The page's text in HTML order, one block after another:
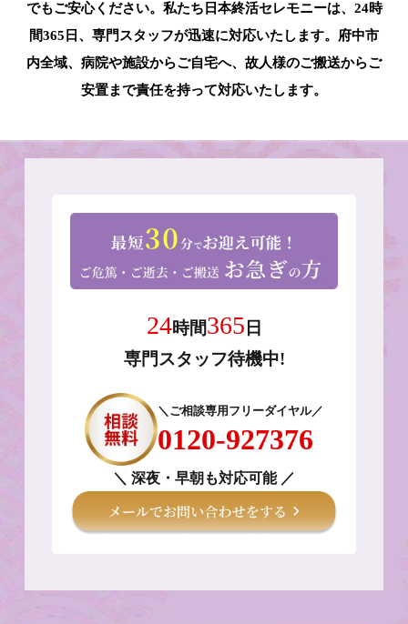
でもご安心ください。私たち日本終活セレモニーは、24時
間365日、専門スタッフが迅速に対応いたします。府中市
内全域、病院や施設からご自宅へ、故人様のご搬送からご
安置まで責任を持って対応いたします。
24時間365 日
専門スタッフ待機中!
＼ご相談専用フリーダイヤル／
0120-927376
＼ 深夜・早朝も対応可能 ／